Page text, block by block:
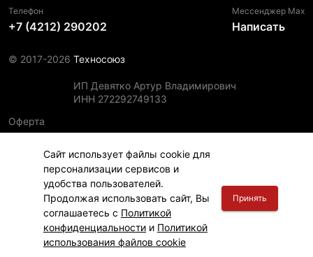
Сайт использует файлы cookie для
персонализации сервисов и
удобства пользователей.
Продолжая использовать сайт, Вы
соглашаетесь с Политикой
конфиденциальности и Политикой
использования файлов cookie
Принять
Главная Финансы Каталог
Телефон
+7 (4212) 290202
Мессенджер Max
Написать
© 2017-2026 Техносоюз
ИП Девятко Артур Владимирович
ИНН 272292749133
Оферта
Политика конфиденциальности
Политика использования файлов cookie
Информация для правообладателей